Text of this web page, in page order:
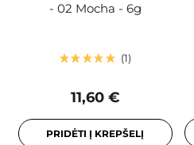
- 02 Mocha - 6g
1
11,60 €
PRIDĖTI Į KREPŠELĮ